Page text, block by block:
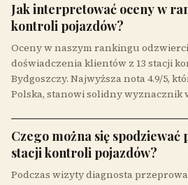
Jak interpretować oceny w
kontroli pojazdów?
Oceny w naszym rankingu
doświadczenia klientów z 13 stacji
Bydgoszczy. Najwyższa nota 4.9/5,
Polska, stanowi solidny wyznacznik
Czego można się spodziewać
stacji kontroli pojazdów?
Podczas wizyty diagnosta